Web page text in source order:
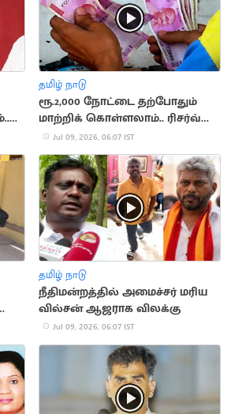
தமிழ் நாடு
ரூ.2,000 நோட்டை தற்போதும்
மாற்றிக் கொள்ளலாம்.. ரிசர்வ்
வங்கி
Jul 09, 2026, 06:07 IST
தமிழ் நாடு
நீதிமன்றத்தில் அமைச்சர் மரிய
வில்சன் ஆஜராக விலக்கு
Jul 09, 2026, 06:07 IST